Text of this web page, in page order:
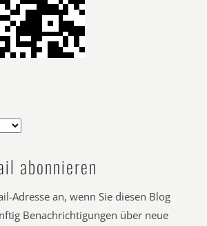
abonnieren
Adresse an, wenn Sie diesen Blog
Benachrichtigungen über neue